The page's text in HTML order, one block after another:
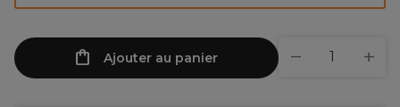
Ajouter au panier